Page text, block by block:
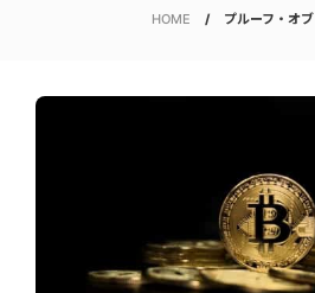
HOME プルーフ・オ